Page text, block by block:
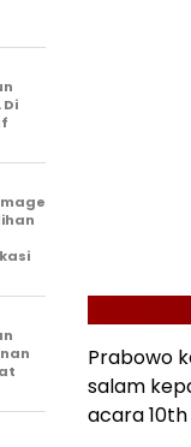
Prabowo
salam
acara